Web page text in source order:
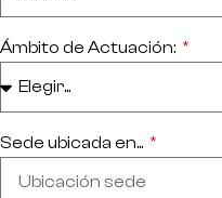
Ámbito de Actuación:
Sede ubicada en...